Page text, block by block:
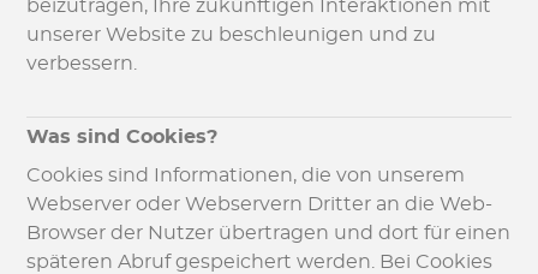
beizutragen, Ihre zukünftigen Interaktionen mit
unserer Website zu beschleunigen und zu
verbessern.
Was sind Cookies?
Cookies sind Informationen, die von unserem
Webserver oder Webservern Dritter an die Web-
Browser der Nutzer übertragen und dort für einen
späteren Abruf gespeichert werden. Bei Cookies